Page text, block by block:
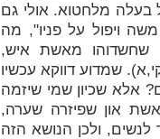
בעלה מלחטוא. אולי גם
ויפול על פניו", מה
שחשדוהו מאשת איש,
שמדוע דווקא עכשיו
אלא שכיון שמי שיזמה
און שפיזרה שערה,
ולכן הנושא הזה